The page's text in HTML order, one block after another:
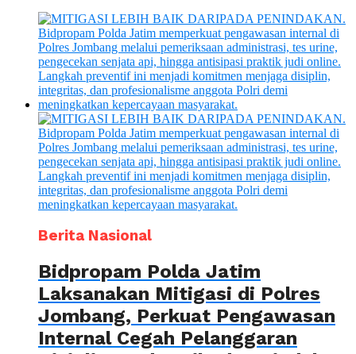
Berita Nasional
Bidpropam Polda Jatim
Laksanakan Mitigasi di Polres
Jombang, Perkuat Pengawasan
Internal Cegah Pelanggaran